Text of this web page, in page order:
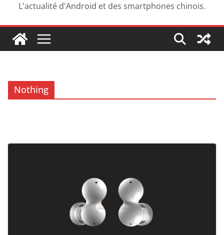
L'actualité d'Android et des smartphones chinois.
Nothing